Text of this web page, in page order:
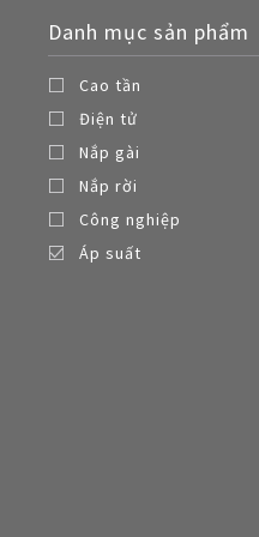
Danh mục sản phẩm
Cao tần
Điện tử
Nắp gài
Nắp rời
Công nghiệp
Áp suất